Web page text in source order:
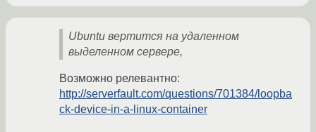
Ubuntu вертится на удаленном
выделенном сервере,
Возможно релевантно:
http://serverfault.com/questions/701384/loopba
ck-device-in-a-linux-container